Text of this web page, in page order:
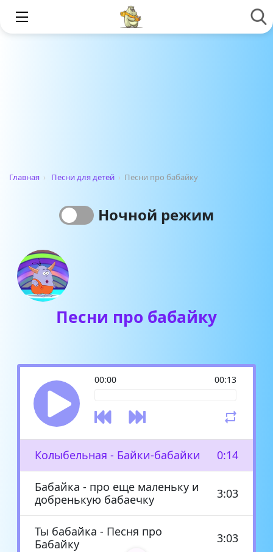
Главная › Песни для детей › Песни про бабайку
Ночной режим
Песни про бабайку
00:00 00:13
Колыбельная - Байки-бабайки 0:14
Бабайка - про еще маленьку и
добренькую бабаечку
3:03
Ты бабайка - Песня про
Бабайку
3:03